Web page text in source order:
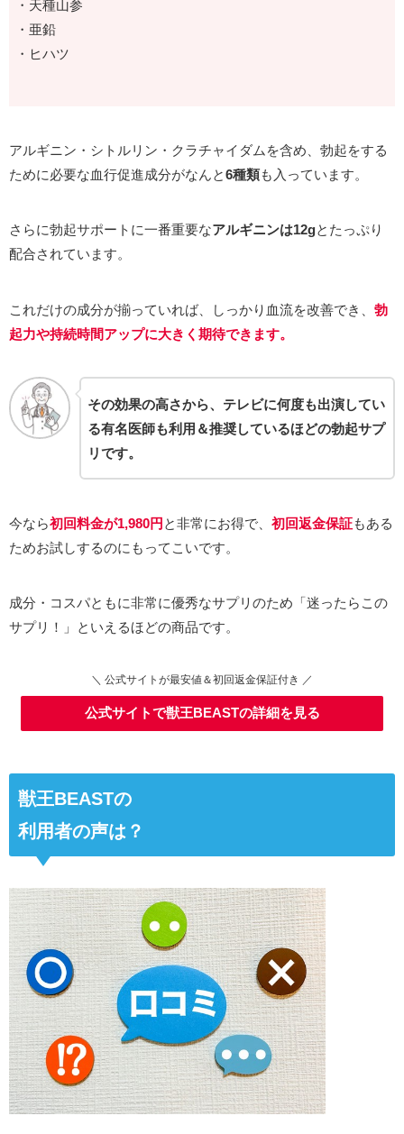
・天種山参
・亜鉛
・ヒハツ
アルギニン・シトルリン・クラチャイダムを含め、勃起をする
ために必要な血行促進成分がなんと6種類も入っています。
さらに勃起サポートに一番重要なアルギニンは12gとたっぷり
配合されています。
これだけの成分が揃っていれば、しっかり血流を改善でき、 勃
起力や持続時間アップに大きく期待できます。
その効果の高さから、テレビに何度も出演してい
る有名医師も利用＆推奨しているほどの勃起サプ
リです。
今なら初回料金が1,980円 と非常にお得で、 初回返金保証もある
ためお試しするのにもってこいです。
成分・コスパともに非常に優秀なサプリのため「迷ったらこの
サプリ！」といえるほどの商品です。
＼ 公式サイトが最安値＆初回返金保証付き ／
公式サイトで獣王BEASTの詳細を見る
獣王BEASTの
利用者の声は？